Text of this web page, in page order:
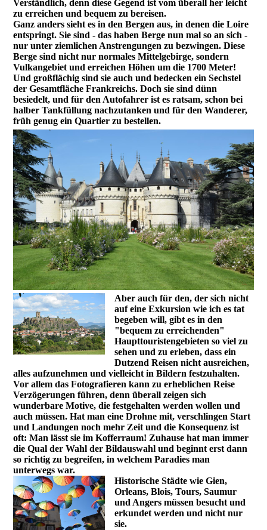
Verständlich, denn diese Gegend ist vom überall her leicht
zu erreichen und bequem zu bereisen.
Ganz anders sieht es in den Bergen aus, in denen die Loire
entspringt. Sie sind - das haben Berge nun mal so an sich -
nur unter ziemlichen Anstrengungen zu bezwingen. Diese
Berge sind nicht nur normales Mittelgebirge, sondern
Vulkangebiet und erreichen Höhen um die 1700 Meter!
Und großflächig sind sie auch und bedecken ein Sechstel
der Gesamtfläche Frankreichs. Doch sie sind dünn
besiedelt, und für den Autofahrer ist es ratsam, schon bei
halber Tankfüllung nachzutanken und für den Wanderer,
früh genug ein Quartier zu bestellen.
Aber auch für den, der sich nicht
auf eine Exkursion wie ich es tat
begeben will, gibt es in den
"bequem zu erreichenden"
Haupttouristengebieten so viel zu
sehen und zu erleben, dass ein
Dutzend Reisen nicht ausreichen,
alles aufzunehmen und vielleicht in Bildern festzuhalten.
Vor allem das Fotografieren kann zu erheblichen Reise
Verzögerungen führen, denn überall zeigen sich
wunderbare Motive, die festgehalten werden wollen und
auch müssen. Hat man eine Drohne mit, verschlingen Start
und Landungen noch mehr Zeit und die Konsequenz ist
oft: Man lässt sie im Kofferraum! Zuhause hat man immer
die Qual der Wahl der Bildauswahl und beginnt erst dann
so richtig zu begreifen, in welchem Paradies man
unterwegs war.
Historische Städte wie Gien,
Orleans, Blois, Tours, Saumur
und Angers müssen besucht und
erkundet werden und nicht nur
sie.